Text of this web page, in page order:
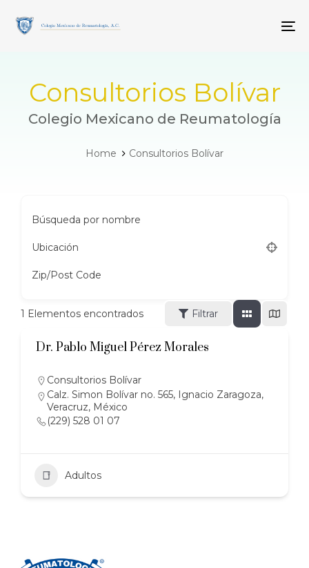
links
primary
contentConsultorios Bolívar
Colegio Mexicano de Reumatología
Home Consultorios Bolívar
Búsqueda por nombre
Ubicación
Zip/Post Code
1 Elementos encontrados Filtrar
Dr. Pablo Miguel Pérez Morales
Consultorios Bolívar
Calz. Simon Bolívar no. 565, Ignacio Zaragoza,
Veracruz, México
(229) 528 01 07
Adultos